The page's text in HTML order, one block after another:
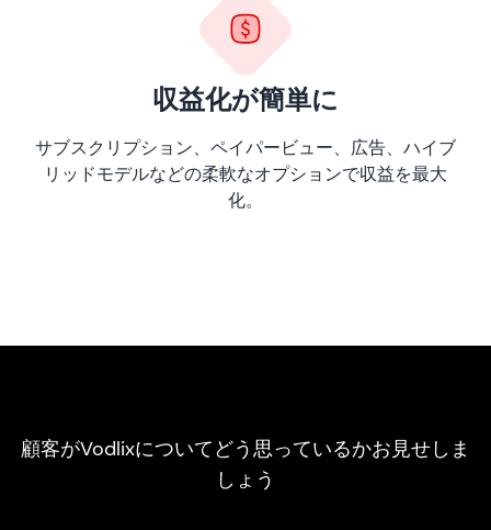
収益化が簡単に
サブスクリプション、ペイパービュー、広告、ハイブ
リッドモデルなどの柔軟なオプションで収益を最大
化。
顧客がVodlixについてどう思っているかお見せしま
しょう